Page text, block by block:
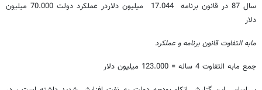
سال 87 در قانون برنامه 17.044 میلیون دلاردر عملکرد دولت 70.000 میلیون
دلار
مابه التفاوت قانون برنامه و عملکرد
جمع مابه التفاوت 4 ساله = 123.000 میلیون دلار